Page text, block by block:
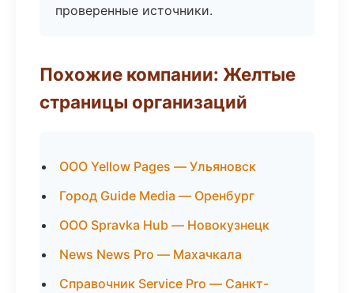
проверенные источники.
Похожие компании: Желтые
страницы организаций
ООО Yellow Pages — Ульяновск
Город Guide Media — Оренбург
ООО Spravka Hub — Новокузнецк
News News Pro — Махачкала
Справочник Service Pro — Санкт-